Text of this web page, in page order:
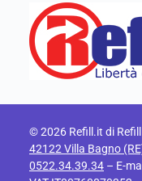
© 2026 Refill.it di
42122 Villa Bagno
0522.34.39.34 – E-